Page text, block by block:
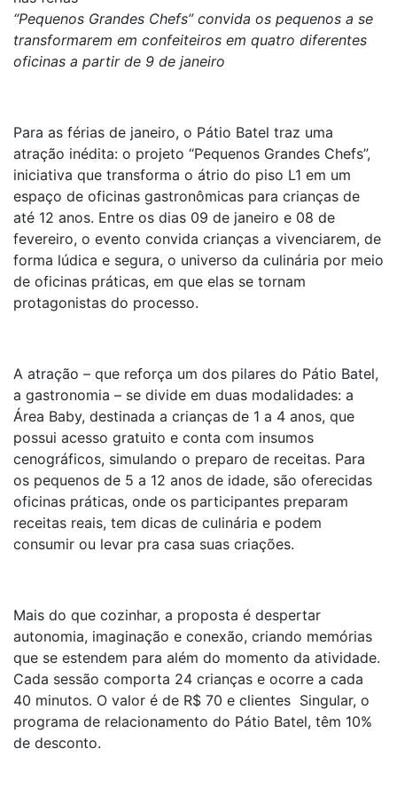
“Pequenos Grandes Chefs” convida os pequenos a se
transformarem em confeiteiros em quatro diferentes
oficinas a partir de 9 de janeiro
Para as férias de janeiro, o Pátio Batel traz uma
atração inédita: o projeto “Pequenos Grandes Chefs”,
iniciativa que transforma o átrio do piso L1 em um
espaço de oficinas gastronômicas para crianças de
até 12 anos. Entre os dias 09 de janeiro e 08 de
fevereiro, o evento convida crianças a vivenciarem, de
forma lúdica e segura, o universo da culinária por meio
de oficinas práticas, em que elas se tornam
protagonistas do processo.
A atração – que reforça um dos pilares do Pátio Batel,
a gastronomia – se divide em duas modalidades: a
Área Baby, destinada a crianças de 1 a 4 anos, que
possui acesso gratuito e conta com insumos
cenográficos, simulando o preparo de receitas. Para
os pequenos de 5 a 12 anos de idade, são oferecidas
oficinas práticas, onde os participantes preparam
receitas reais, tem dicas de culinária e podem
consumir ou levar pra casa suas criações.
Mais do que cozinhar, a proposta é despertar
autonomia, imaginação e conexão, criando memórias
que se estendem para além do momento da atividade.
Cada sessão comporta 24 crianças e ocorre a cada
40 minutos. O valor é de R$ 70 e clientes Singular, o
programa de relacionamento do Pátio Batel, têm 10%
de desconto.